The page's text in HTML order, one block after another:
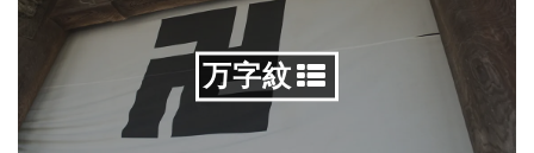
万字紋